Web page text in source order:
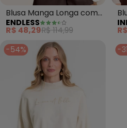
Blusa Manga Longa com
Estampa (Bege)
ENDLESS
R$ 48,29R$ 114,99
-54%
-